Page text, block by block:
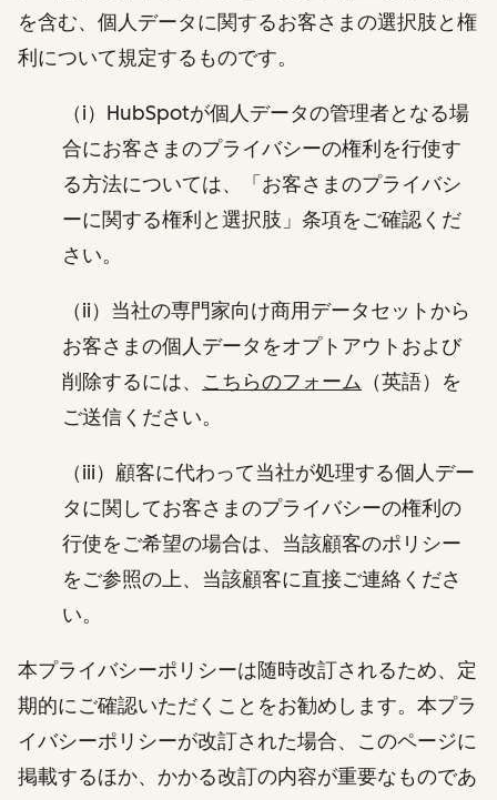
を含む、個人データに関するお客さまの選択肢と権
利について規定するものです。
（i）HubSpotが個人データの管理者となる場
合にお客さまのプライバシーの権利を行使す
る方法については、「お客さまのプライバシ
ーに関する権利と選択肢」条項をご確認くだ
さい。
（ii）当社の専門家向け商用データセットから
お客さまの個人データをオプトアウトおよび
削除するには、 こちらのフォーム （英語）を
ご送信ください。
（iii）顧客に代わって当社が処理する個人デー
タに関してお客さまのプライバシーの権利の
行使をご希望の場合は、当該顧客のポリシー
をご参照の上、当該顧客に直接ご連絡くださ
い。
本プライバシーポリシーは随時改訂されるため、定
期的にご確認いただくことをお勧めします。本プラ
イバシーポリシーが改訂された場合、このページに
掲載するほか、かかる改訂の内容が重要なものであ